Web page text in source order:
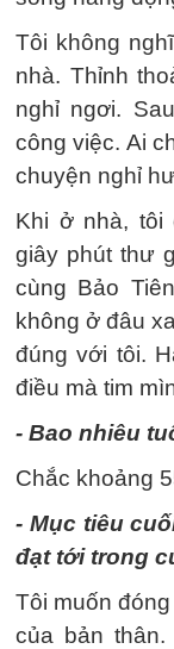
Tôi không
nhà. Thỉnh
nghỉ ngơi.
công việc. Ai
chuyện nghỉ
Khi ở nhà, tôi
giây phút thư
cùng Bảo
không ở đâu
đúng với tôi.
điều mà tim
- Bao nhiêu
Chắc khoảng
- Mục tiêu
đạt tới trong
Tôi muốn
của bản